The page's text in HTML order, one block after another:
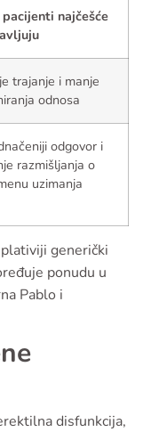
najčešće
trajanje i manje
odnosa
odgovor i
razmišljanja o
uzimanja
generički
ponudu u
Pablo i
disfunkcija,